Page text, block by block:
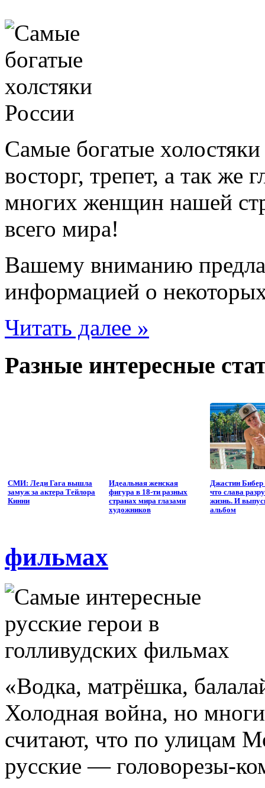
Самые богатые
восторг, трепет, а так же
многих женщин нашей
всего мира!
Вашему вниманию
информацией о
Читать далее »
Разные интересные
СМИ: Леди Гага вышла
замуж за актера Тейлора
Кинни
Идеальная женская
фигура в 18-ти разных
странах мира глазами
художников
Джастин Бибер
что слава
жизнь. И
альбом
фильмах
«Водка, матрёшка,
Холодная война, но
считают, что по улицам
русские — головорезы-